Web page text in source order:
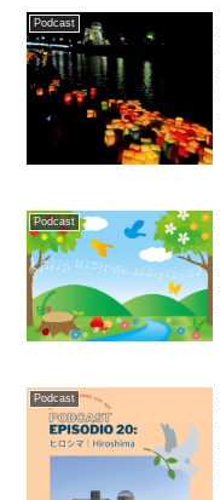
Podcast
Podcast
Podcast